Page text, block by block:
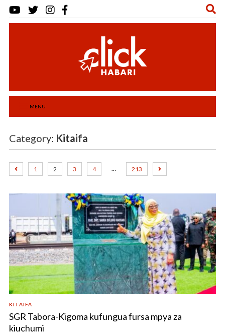
MENU
Category: Kitaifa
1 2 3 4 … 213
KITAIFA
SGR Tabora-Kigoma kufungua fursa mpya za
kiuchumi